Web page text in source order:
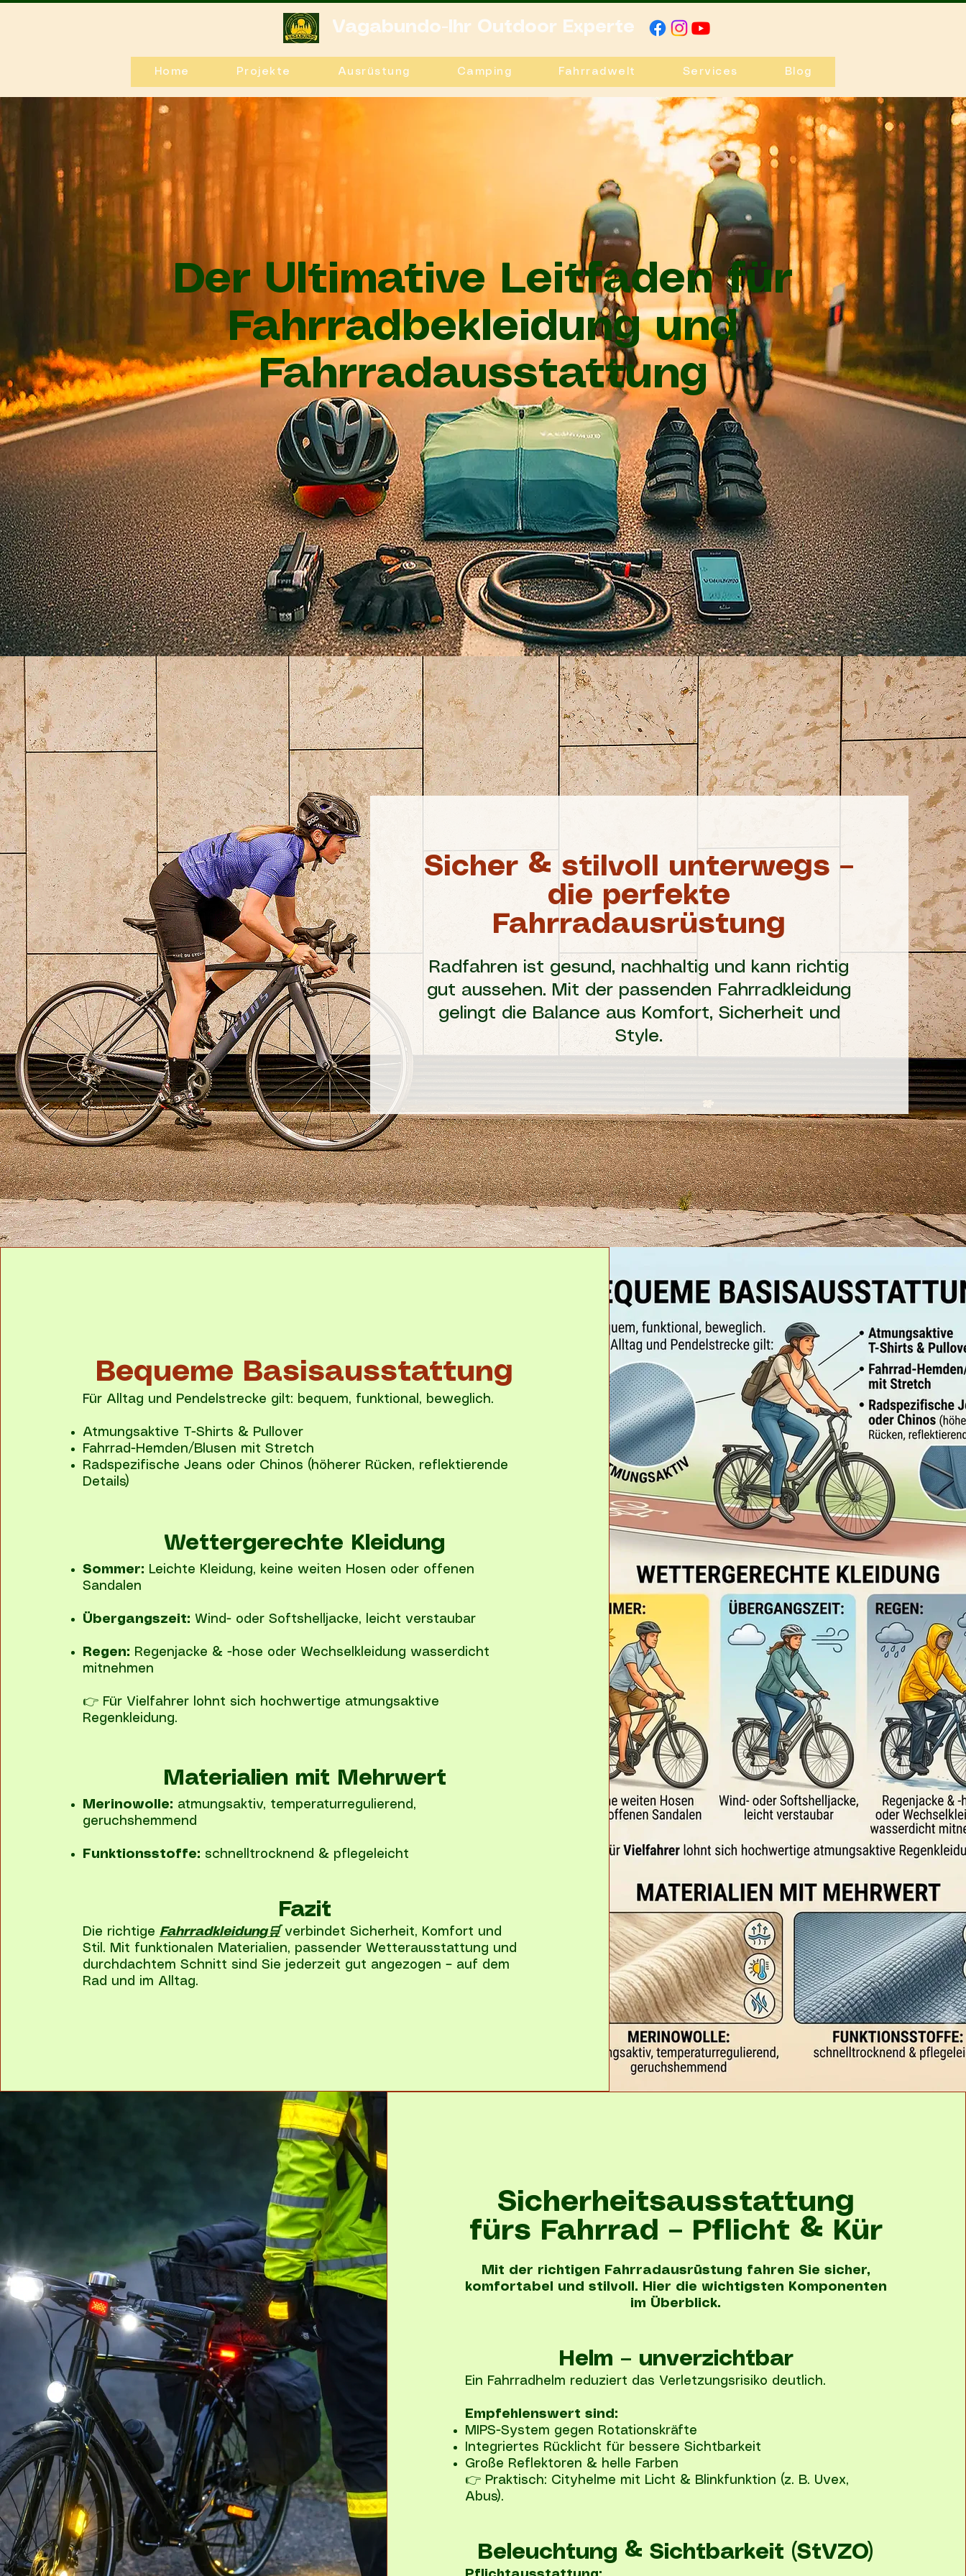
Vagabundo-Ihr Outdoor Experte
Home Projekte Ausrüstung Camping Fahrradwelt Services Blog
Der Ultimative Leitfaden für
Fahrradbekleidung und
Fahrradausstattung
Sicher & stilvoll unterwegs –
die perfekte
Fahrradausrüstung
Radfahren ist gesund, nachhaltig und kann richtig
gut aussehen. Mit der passenden Fahrradkleidung
gelingt die Balance aus Komfort, Sicherheit und
Style.
Bequeme Basisausstattung
Für Alltag und Pendelstrecke gilt: bequem, funktional, beweglich.
Atmungsaktive T-Shirts & Pullover
Fahrrad-Hemden/Blusen mit Stretch
Radspezifische Jeans oder Chinos (höherer Rücken, reflektierende
Details)
Wettergerechte Kleidung
Sommer: Leichte Kleidung, keine weiten Hosen oder offenen
Sandalen
Übergangszeit: Wind- oder Softshelljacke, leicht verstaubar
Regen: Regenjacke & -hose oder Wechselkleidung wasserdicht
mitnehmen
👉 Für Vielfahrer lohnt sich hochwertige atmungsaktive
Regenkleidung.
Materialien mit Mehrwert
Merinowolle: atmungsaktiv, temperaturregulierend,
geruchshemmend
Funktionsstoffe: schnelltrocknend & pflegeleicht
Fazit
Die richtige Fahrradkleidung🛒verbindet Sicherheit, Komfort und
Stil. Mit funktionalen Materialien, passender Wetterausstattung und
durchdachtem Schnitt sind Sie jederzeit gut angezogen – auf dem
Rad und im Alltag.
Sicherheitsausstattung
fürs Fahrrad – Pflicht & Kür
Mit der richtigen Fahrradausrüstung fahren Sie sicher,
komfortabel und stilvoll. Hier die wichtigsten Komponenten
im Überblick.
Helm – unverzichtbar
Ein Fahrradhelm reduziert das Verletzungsrisiko deutlich.
Empfehlenswert sind:
MIPS-System gegen Rotationskräfte
Integriertes Rücklicht für bessere Sichtbarkeit
Große Reflektoren & helle Farben
👉 Praktisch: Cityhelme mit Licht & Blinkfunktion (z. B. Uvex,
Abus).
Beleuchtung & Sichtbarkeit (StVZO)